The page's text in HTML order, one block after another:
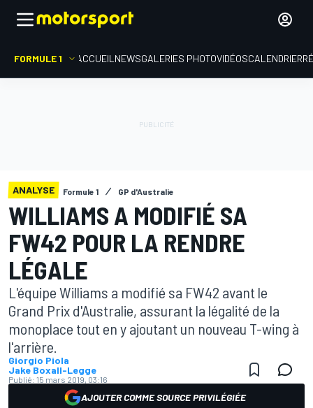
FORMULE 1 ACCUEIL NEWSGALERIES PHOTOVIDÉOSCALENDRIER
ANALYSE Formule 1 GP d'Australie
WILLIAMS A MODIFIÉ SA
FW42 POUR LA RENDRE
LÉGALE
L'équipe Williams a modifié sa FW42 avant le
Grand Prix d'Australie, assurant la légalité de la
monoplace tout en y ajoutant un nouveau T-wing à
l'arrière.
Giorgio Piola
Jake Boxall-Legge
Publié: 15 mars 2019, 03:16
AJOUTER COMME SOURCE PRIVILÉGIÉE